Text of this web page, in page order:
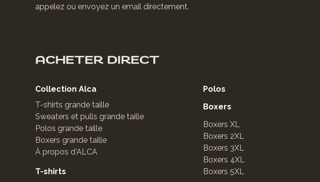
appelez ou envoyez un email directement.
ACHETER DIRECT
Collection Alca
T-shirts grande taille
Sweaters et pulls grande taille
Polos grande taille
Boxers grande taille
À propos d'ALCA
T-shirts
Polos
Boxers
Boxers XL
Boxers 2XL
Boxers 3XL
Boxers 4XL
Boxers 5XL